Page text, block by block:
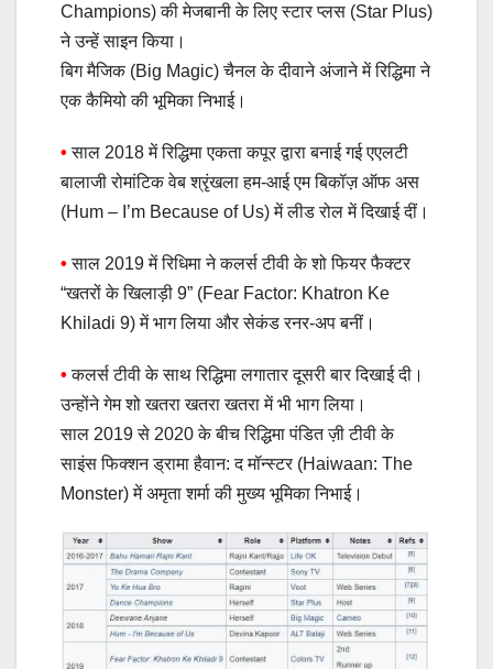
Champions) की मेजबानी के लिए स्टार प्लस (Star Plus)
ने उन्हें साइन किया।
बिग मैजिक (Big Magic) चैनल के दीवाने अंजाने में रिद्धिमा ने
एक कैमियो की भूमिका निभाई।
• साल 2018 में रिद्धिमा एकता कपूर द्वारा बनाई गई एएलटी
बालाजी रोमांटिक वेब श्रृंखला हम-आई एम बिकॉज़ ऑफ अस
(Hum – I’m Because of Us) में लीड रोल में दिखाई दीं।
• साल 2019 में रिधिमा ने कलर्स टीवी के शो फियर फैक्टर
“खतरों के खिलाड़ी 9” (Fear Factor: Khatron Ke
Khiladi 9) में भाग लिया और सेकंड रनर-अप बनीं।
• कलर्स टीवी के साथ रिद्धिमा लगातार दूसरी बार दिखाई दी।
उन्होंने गेम शो खतरा खतरा खतरा में भी भाग लिया।
साल 2019 से 2020 के बीच रिद्धिमा पंडित ज़ी टीवी के
साइंस फिक्शन ड्रामा हैवान: द मॉन्स्टर (Haiwaan: The
Monster) में अमृता शर्मा की मुख्य भूमिका निभाई।